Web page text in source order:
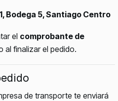
Bodega 5, Santiago Centro
el comprobante de
al finalizar el pedido.
de transporte te enviará